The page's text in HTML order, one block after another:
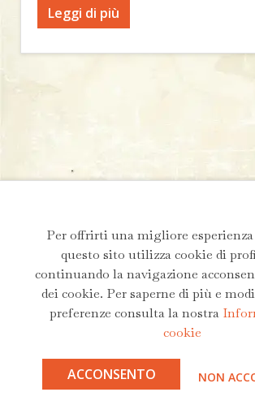
Leggi di più
Per offrirti una migliore
questo sito utilizza cookie di
continuando la navigazione
dei cookie. Per saperne di più e
preferenze consulta la nostra
cookie
ACCONSENTO NON